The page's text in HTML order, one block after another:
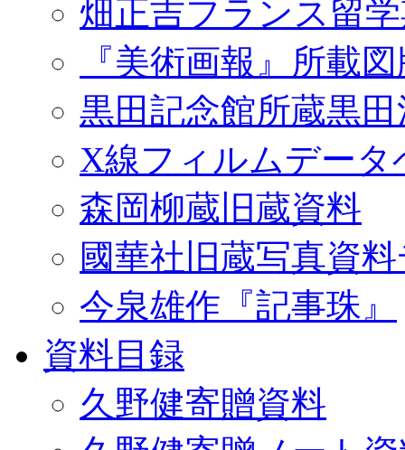
畑正吉フランス留
『美術画報』所載
黒田記念館所蔵黒
X線フィルムデータ
森岡柳蔵旧蔵資料
國華社旧蔵写真資
今泉雄作『記事珠』
資料目録
久野健寄贈資料